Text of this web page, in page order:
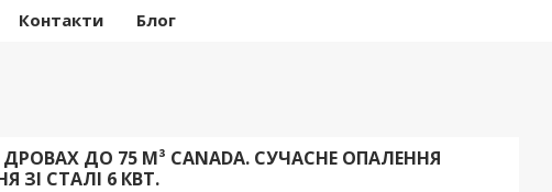
Контакти Блог
ДО 75 М³ CANADA. СУЧАСНЕ ОПАЛЕННЯ
ЗІ СТАЛІ 6 КВТ.